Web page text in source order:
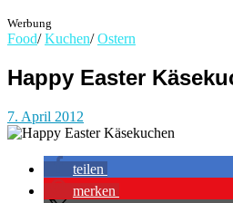
Werbung
Food/ Kuchen/ Ostern
Happy Easter
7. April 2012
teilen
merken